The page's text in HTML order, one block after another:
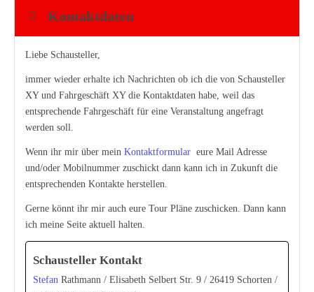
Kontaktdaten
Liebe Schausteller,
immer wieder erhalte ich Nachrichten ob ich die von Schausteller
XY und Fahrgeschäft XY die Kontaktdaten habe, weil das
entsprechende Fahrgeschäft für eine Veranstaltung angefragt
werden soll.
Wenn ihr mir über mein Kontaktformular eure Mail Adresse
und/oder Mobilnummer zuschickt dann kann ich in Zukunft die
entsprechenden Kontakte herstellen.
Gerne könnt ihr mir auch eure Tour Pläne zuschicken. Dann kann
ich meine Seite aktuell halten.
Schausteller Kontakt
Stefan Rathmann / Elisabeth Selbert Str. 9 / 26419 Schorten /